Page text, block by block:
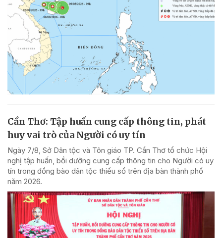
Cần Thơ: Tập huấn cung cấp thông tin, phát
huy vai trò của Người có uy tín
Ngày 7/8, Sở Dân tộc và Tôn giáo TP. Cần Thơ tổ chức Hội
nghị tập huấn, bồi dưỡng cung cấp thông tin cho Người có uy
tín trong đồng bào dân tộc thiểu số trên địa bàn thành phố
năm 2026.